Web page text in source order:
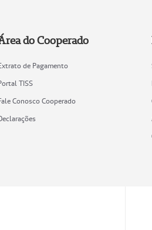
do Cooperado
de Pagamento
TISS
Conosco Cooperado